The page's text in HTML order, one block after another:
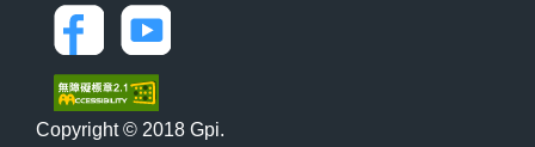
Copyright © 2018 Gpi.